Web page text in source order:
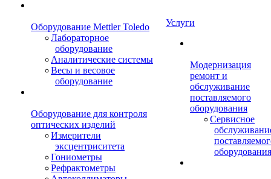
Оборудование Mettler Toledo
Лабораторное
оборудование
Аналитические системы
Весы и весовое
оборудование
Оборудование для контроля
оптических изделий
Измерители
эксцентриситета
Гониометры
Рефрактометры
Услуги
Модернизация
ремонт и
обслуживание
поставляемого
оборудования
Сервисное
оборудования